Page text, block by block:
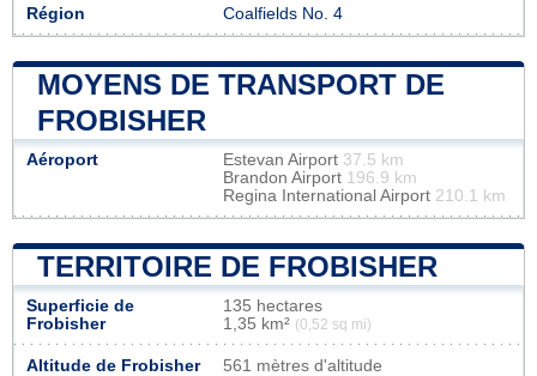
Région Coalfields No. 4
MOYENS DE TRANSPORT DE
FROBISHER
Aéroport Estevan Airport 37.5 km
Brandon Airport 196.9 km
Regina International Airport 210.1 km
TERRITOIRE DE FROBISHER
Superficie de
Frobisher
135 hectares
1,35 km² (0,52 sq mi)
Altitude de Frobisher 561 mètres d'altitude